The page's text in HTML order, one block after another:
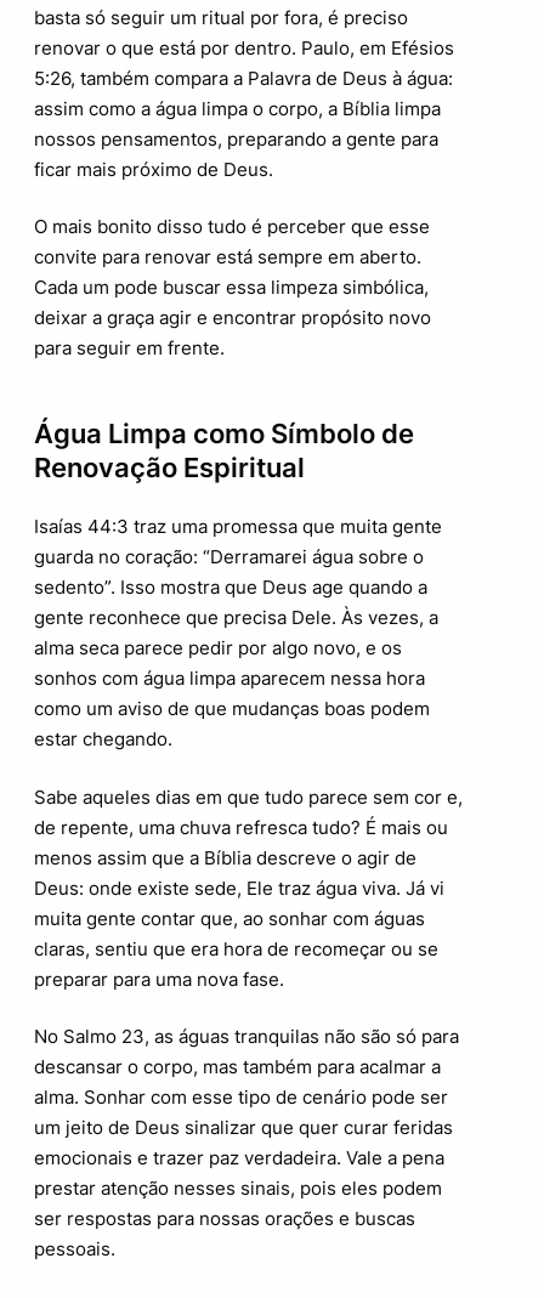
basta só seguir um ritual por fora, é preciso
renovar o que está por dentro. Paulo, em Efésios
5:26, também compara a Palavra de Deus à água:
assim como a água limpa o corpo, a Bíblia limpa
nossos pensamentos, preparando a gente para
ficar mais próximo de Deus.
O mais bonito disso tudo é perceber que esse
convite para renovar está sempre em aberto.
Cada um pode buscar essa limpeza simbólica,
deixar a graça agir e encontrar propósito novo
para seguir em frente.
Água Limpa como Símbolo de
Renovação Espiritual
Isaías 44:3 traz uma promessa que muita gente
guarda no coração: “Derramarei água sobre o
sedento”. Isso mostra que Deus age quando a
gente reconhece que precisa Dele. Às vezes, a
alma seca parece pedir por algo novo, e os
sonhos com água limpa aparecem nessa hora
como um aviso de que mudanças boas podem
estar chegando.
Sabe aqueles dias em que tudo parece sem cor e,
de repente, uma chuva refresca tudo? É mais ou
menos assim que a Bíblia descreve o agir de
Deus: onde existe sede, Ele traz água viva. Já vi
muita gente contar que, ao sonhar com águas
claras, sentiu que era hora de recomeçar ou se
preparar para uma nova fase.
No Salmo 23, as águas tranquilas não são só para
descansar o corpo, mas também para acalmar a
alma. Sonhar com esse tipo de cenário pode ser
um jeito de Deus sinalizar que quer curar feridas
emocionais e trazer paz verdadeira. Vale a pena
prestar atenção nesses sinais, pois eles podem
ser respostas para nossas orações e buscas
pessoais.